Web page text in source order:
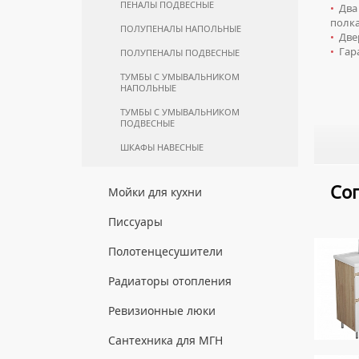
•
•
•
ИНСТАЛЛЯЦИЙ
ПЕНАЛЫ ПОДВЕСНЫЕ
ПОЛУПЕНАЛЫ НАПОЛЬНЫЕ
ПОЛУПЕНАЛЫ ПОДВЕСНЫЕ
ТУМБЫ С УМЫВАЛЬНИКОМ
НАПОЛЬНЫЕ
ТУМБЫ С УМЫВАЛЬНИКОМ
ПОДВЕСНЫЕ
ШКАФЫ НАВЕСНЫЕ
Мойки для кухни
ГРАНИТНЫЕ МОЙКИ
МОНТАЖА
МРАМОРНЫЕ МОЙКИ
Писсуары
ДЛЯ МУЖЧИН
ПИССУАРОВ
Полотенцесушители
ВОДЯНЫЕ ПОЛОТЕНЦЕСУШИТЕЛИ
ПОЛОТЕНЦЕСУШИТЕЛИ
КОМПЛЕКТУЮЩИЕ ДЛЯ
ПОЛОТЕНЦЕСУШИТЕЛЕЙ
Радиаторы отопления
АЛЮМИНИЕВЫЕ РАДИАТОРЫ
Ревизионные люки
ЛЮКИ ПОД ПЛИТКУ
Сантехника для МГН